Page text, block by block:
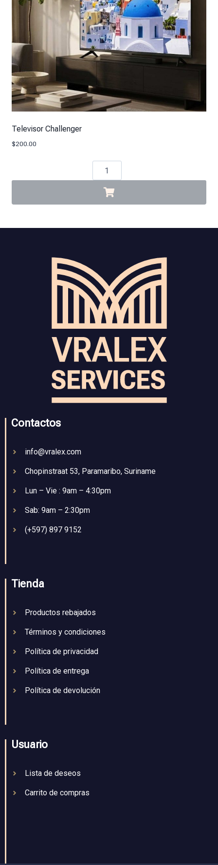
Televisor Challenger
$200.00
Contactos
info@vralex.com
Chopinstraat 53, Paramaribo, Suriname
Lun – Vie : 9am – 4:30pm
Sab: 9am – 2:30pm
(+597) 897 9152
Tienda
Productos rebajados
Términos y condiciones
Política de privacidad
Política de entrega
Política de devolución
Usuario
Lista de deseos
Carrito de compras